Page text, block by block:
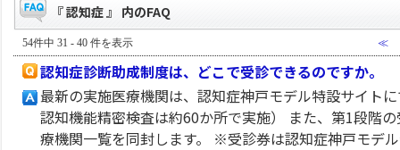
『 認知症 』 内のFAQ
54件中 31 - 40 件を表示 ≪
認知症診断助成制度は、どこで受診できるのですか。
最新の実施医療機関は、認知症神戸モデル特設サイト
認知機能精密検査は約60か所で実施） また、第1段階
療機関一覧を同封します。 ※受診券は認知症神戸モデ